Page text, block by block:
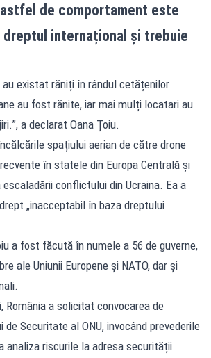
astfel de comportament este
internațional și trebuie
au existat răniți în rândul cetățenilor
au fost rănite, iar mai mulți locatari au
a declarat Oana Țoiu.
spațiului aerian de către drone
în statele din Europa Centrală și
conflictului din Ucraina. Ea a
„inacceptabil în baza dreptului
a fost făcută în numele a 56 de guverne,
ale Uniunii Europene și NATO, dar și
România a solicitat convocarea de
de Securitate al ONU, invocând prevederile
analiza riscurile la adresa securității